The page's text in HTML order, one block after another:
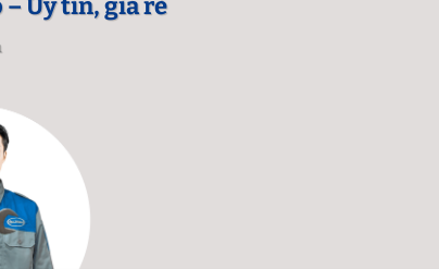
Uy tín, giá rẻ